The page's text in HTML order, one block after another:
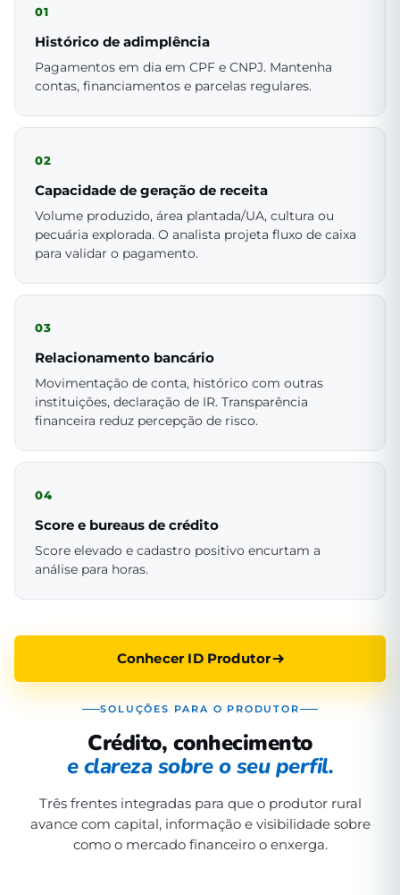
01
Histórico de adimplência
Pagamentos em dia em CPF e CNPJ. Mantenha
contas, financiamentos e parcelas regulares.
02
Capacidade de geração de receita
Volume produzido, área plantada/UA, cultura ou
pecuária explorada. O analista projeta fluxo de caixa
para validar o pagamento.
03
Relacionamento bancário
Movimentação de conta, histórico com outras
instituições, declaração de IR. Transparência
financeira reduz percepção de risco.
04
Score e bureaus de crédito
Score elevado e cadastro positivo encurtam a
análise para horas.
Conhecer ID Produtor
SOLUÇÕES PARA O PRODUTOR
Crédito, conhecimento
e clareza sobre o seu perfil.
Três frentes integradas para que o produtor rural
avance com capital, informação e visibilidade sobre
como o mercado financeiro o enxerga.